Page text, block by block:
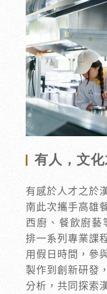
有人，文
有感於人才之於
南此次攜手高雄
西廚、餐飲廚
排一系列專業課
用假日時間，參
製作到創新研發
分析，共同探索